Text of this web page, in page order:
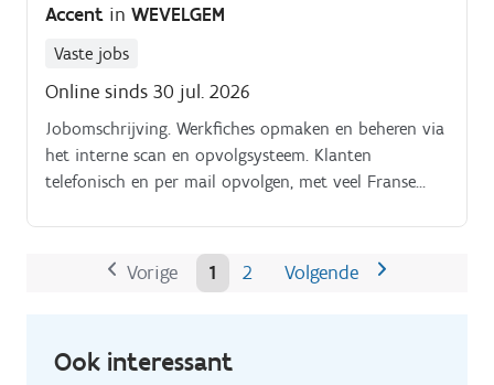
van analyses en ophalingen Werken met bedrijfseigen
plannings- en registratiesystemen Algemene
Je werkt in een dagregime en krijgt een grondige
opleiding in de interne systemen en werkwijze
Accent in WEVELGEM
Vaste jobs
Online sinds 30 jul. 2026
Jobomschrijving. Werkfiches opmaken en beheren via
het interne scan en opvolgsysteem. Klanten
telefonisch en per mail opvolgen, met veel Franse
team in administratieve en organisatorische taken.
Vorige 1 2 Volgende
Ook interessant